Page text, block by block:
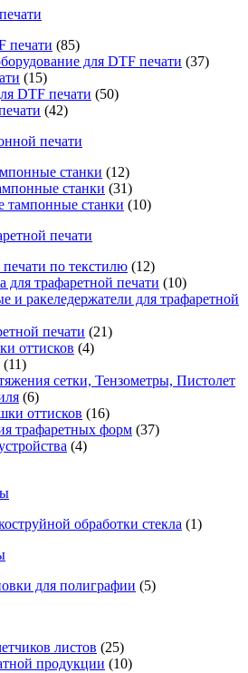
печати (85)
для DTF печати (37)
(15)
DTF печати (50)
(42)
печати
станки (12)
станки (31)
тампонные станки (10)
печати
по текстилю (12)
для трафаретной печати (10)
ракеледержатели для трафаретной
печати (21)
оттисков (4)
(11)
сетки, Тензометры, Пистолет
(6)
оттисков (16)
трафаретных форм (37)
(4)
обработки стекла (1)
для полиграфии (5)
листов (25)
продукции (10)